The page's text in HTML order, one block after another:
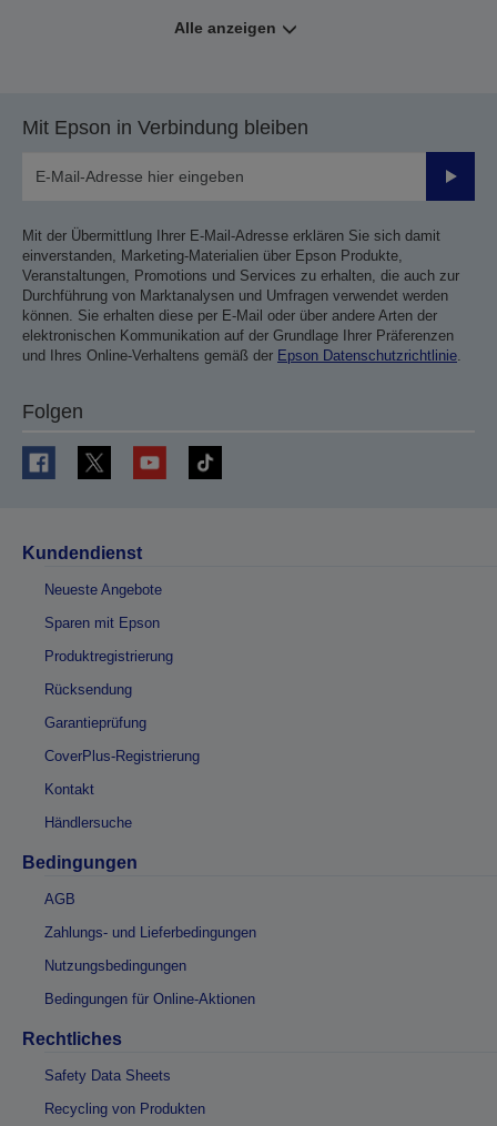
Alle anzeigen
Mit Epson in Verbindung bleiben
Mit der Übermittlung Ihrer E-Mail-Adresse erklären Sie sich damit
einverstanden, Marketing-Materialien über Epson Produkte,
Veranstaltungen, Promotions und Services zu erhalten, die auch zur
Durchführung von Marktanalysen und Umfragen verwendet werden
können. Sie erhalten diese per E-Mail oder über andere Arten der
elektronischen Kommunikation auf der Grundlage Ihrer Präferenzen
und Ihres Online-Verhaltens gemäß der Epson Datenschutzrichtlinie.
Folgen
Kundendienst
Neueste Angebote
Sparen mit Epson
Produktregistrierung
Rücksendung
Garantieprüfung
CoverPlus-Registrierung
Kontakt
Händlersuche
Bedingungen
AGB
Zahlungs- und Lieferbedingungen
Nutzungsbedingungen
Bedingungen für Online-Aktionen
Rechtliches
Safety Data Sheets
Recycling von Produkten